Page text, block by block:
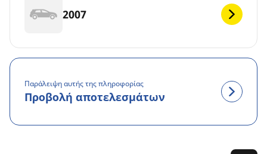
2007
Παράλειψη αυτής της πληροφορίας
Προβολή αποτελεσμάτων